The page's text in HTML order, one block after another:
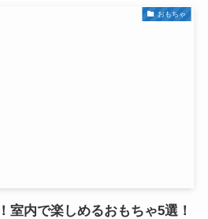
おもちゃ
室内で楽しめるおもちゃ5選！